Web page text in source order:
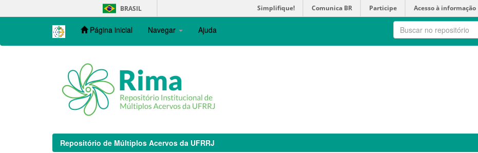
navigation
BRASIL Simplifique! Comunica BR Participe Acesso à informação
Página inicial Navegar Ajuda
Repositório de Múltiplos Acervos da UFRRJ